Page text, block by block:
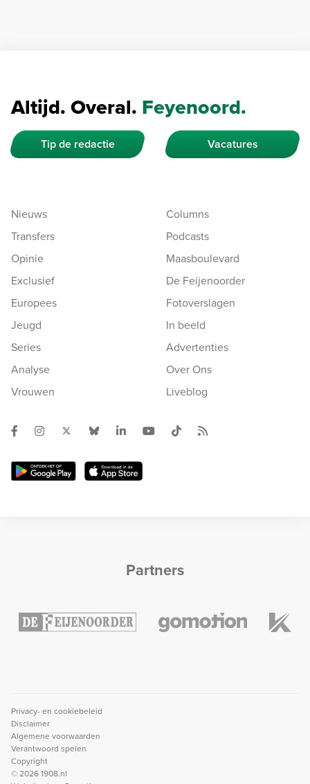
Altijd. Overal. Feyenoord.
Tip de redactie Vacatures
Nieuws
Transfers
Opinie
Exclusief
Europees
Jeugd
Series
Analyse
Vrouwen
Columns
Podcasts
Maasboulevard
De Feijenoorder
Fotoverslagen
In beeld
Advertenties
Over Ons
Liveblog
Partners
Privacy- en cookiebeleid
Disclaimer
Algemene voorwaarden
Verantwoord spelen
Copyright
© 2026 1908.nl